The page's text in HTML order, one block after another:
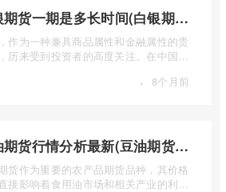
白银期货一期是多长时间(白银期货涨幅一天最高多少)
作为一种兼具商品属性和金融属性的贵
历来受到投资者的高度关注。在中国市
· 8个月前
豆油期货行情分析最新(豆油期货行情实时行情)
货作为重要的农产品期货品种，其价格
接影响着食用油市场和相关产业的利